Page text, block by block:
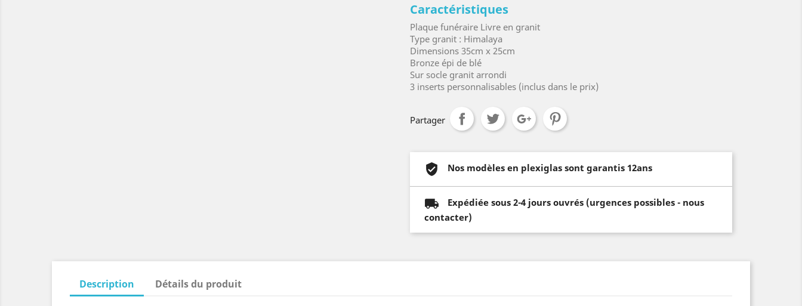
Caractéristiques
Plaque funéraire Livre en granit
Type granit : Himalaya
Dimensions 35cm x 25cm
Bronze épi de blé
Sur socle granit arrondi
3 inserts personnalisables (inclus dans le prix)
Partager
Nos modèles en plexiglas sont garantis 12ans
Expédiée sous 2-4 jours ouvrés (urgences possibles - nous
contacter)
Description Détails du produit